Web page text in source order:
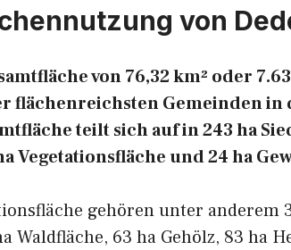
von
von 76,32 km² oder
flächenreichsten Gemeinden
teilt sich auf in 243 ha
Vegetationsfläche und 24 ha
gehören unter
Waldfläche, 63 ha Gehölz, 83 ha